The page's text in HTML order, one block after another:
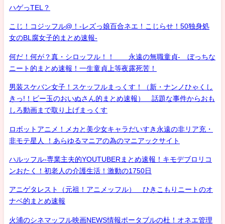
ハゲっTEL？
こじ！コジッフル@！-レズっ娘百合ネエ！こじらせ！50独身処
女のBL腐女子的まとめ速報-
何だ！何が？真・シロッフル！！ 永遠の無職童貞- ぼっちな
ニート的まとめ速報！一生童貞上等夜露死苦！
男装スケバン女子！スケッフルまっくす！（新・ナンノひゃくし
きっ!！ビー玉のおいぬさん的まとめ速報） 話題な事件からおも
しろ動画まで取り上げまっくす
ロボットアニメ！メカと美少女キャラだいすき永遠の非リア充・
非モテ星人 ！あらゆるマニアの為のマニアックサイト
ハルッフル-専業主夫的YOUTUBERまとめ速報！キモデブロリコ
ンおたく！初老人の介護生活！激動の1750日
アニゲタレスト（元祖！アニメッフル） ひきこもりニートのオ
ナベ的まとめ速報
火浦のシネマッフル映画NEWS情報ポータブルの杜！オネエ管理